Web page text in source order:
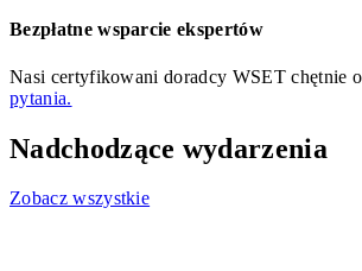
Bezpłatne wsparcie ekspertów
Nasi certyfikowani doradcy WSET chętnie
pytania.
Nadchodzące wydarzenia
Zobacz wszystkie